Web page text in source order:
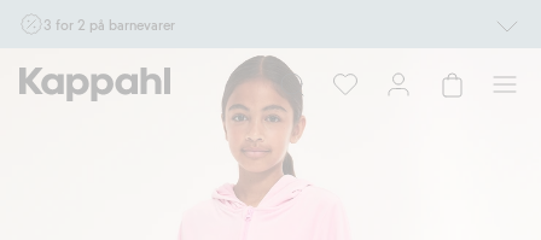
3 for 2 på barnevarer
Ikke Newbie. Gjelder når du handler 2 eller flere varer som inngår i tilbudet tom.
17/8 i butikk & online for deg som er eller blir medlem. Kan ikke kombineres med
andre tilbud eller rabatter.
Handle nå